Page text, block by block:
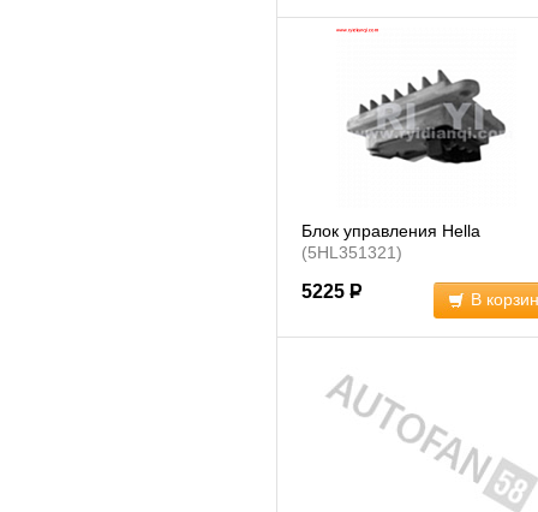
Блок управления Hella
(5HL351321)
5225 Р В